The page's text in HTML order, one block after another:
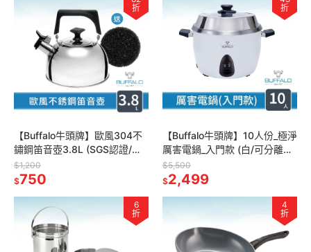
折
【Buffalo牛頭牌】歐風304不
鏽鋼笛音壺3.8L (SGS認證/煮
水壺/燒水壺/開水壺/IH電磁爐
亦適用)
$1,200
$750
折
【Buffalo牛頭牌】10人份_極淨
厲害電鍋_入門款 (白/可分離式
牛頭鋼內鍋/304不鏽鋼)
$5,500
$2,499
6
折
4
折